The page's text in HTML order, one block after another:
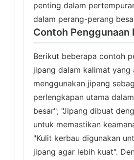
penting dalam
dalam perang-perang
Contoh Penggunaan
Berikut beberapa contoh
jipang dalam kalimat yang
menggunakan jipang
perlengkapan utama
besar"; "Jipang dibuat
untuk memastikan
"Kulit kerbau digunakan
jipang agar lebih kuat".